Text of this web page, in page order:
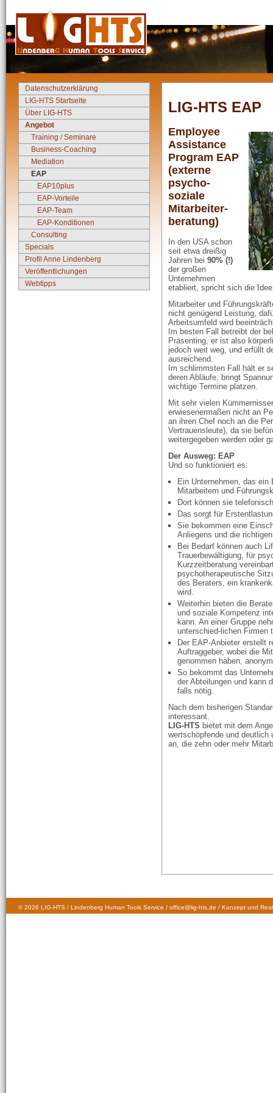
Datenschutzerklärung
LIG-HTS Startseite
Über LIG-HTS
Angebot
Training / Seminare
Business-Coaching
Mediation
EAP
EAP10plus
EAP-Vorteile
EAP-Team
EAP-Konditionen
Consulting
Specials
Profil Anne Lindenberg
Veröffentlichungen
Webtipps
LIG-HTS EAP
Employee
Assistance
Program EAP
(externe
psycho-
soziale
Mitarbeiter-
beratung)
In den USA schon
seit etwa dreißig
Jahren bei 90% (!)
der großen
Unternehmen
etabliert, spricht sich die
Mitarbeiter und
nicht genügend Leistung,
Arbeitsumfeld wird
Im besten Fall betreibt der
Präsenting, er ist also
jedoch weit weg, und erfüllt
ausreichend.
Im schlimmsten Fall hält er
deren Abläufe, bringt
wichtige Termine platzen.
Mit sehr vielen
erwiesenermaßen nicht an
an ihren Chef noch an die
Vertrauensleute), da sie
weitergegeben werden oder
Der Ausweg: EAP
Und so funktioniert es:
Ein Unternehmen, das
Mitarbeitern und
Dort können sie
Das sorgt für
Sie bekommen eine
Anliegens und die
Bei Bedarf können auch
Trauerbewältigung, für
Kurzzeitberatung
psychotherapeutische
des Beraters, ein
wird.
Weiterhin bieten die
und soziale Kompetenz
kann. An einer Gruppe
unterschied-lichen Firmen
Der EAP-Anbieter erstellt
Auftraggeber, wobei die
genommen haben,
So bekommt das
der Abteilungen und kann
falls nötig.
Nach dem bisherigen
interessant.
LIG-HTS bietet mit dem
wertschöpfende und
an, die zehn oder mehr
© 2026 LIG-HTS / Lindenberg Human Tools Service / office@lig-hts.de / Konzept und